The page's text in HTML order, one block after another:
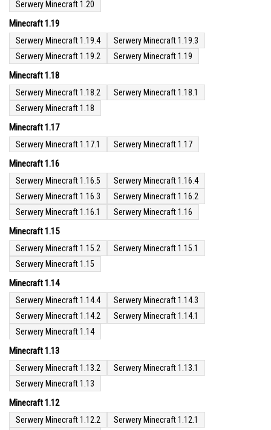
Serwery Minecraft 1.20
Minecraft 1.19
Serwery Minecraft 1.19.4
Serwery Minecraft 1.19.3
Serwery Minecraft 1.19.2
Serwery Minecraft 1.19
Minecraft 1.18
Serwery Minecraft 1.18.2
Serwery Minecraft 1.18.1
Serwery Minecraft 1.18
Minecraft 1.17
Serwery Minecraft 1.17.1 Serwery Minecraft 1.17
Minecraft 1.16
Serwery Minecraft 1.16.5
Serwery Minecraft 1.16.4
Serwery Minecraft 1.16.3
Serwery Minecraft 1.16.2
Serwery Minecraft 1.16.1
Serwery Minecraft 1.16
Minecraft 1.15
Serwery Minecraft 1.15.2
Serwery Minecraft 1.15.1
Serwery Minecraft 1.15
Minecraft 1.14
Serwery Minecraft 1.14.4
Serwery Minecraft 1.14.3
Serwery Minecraft 1.14.2
Serwery Minecraft 1.14.1
Serwery Minecraft 1.14
Minecraft 1.13
Serwery Minecraft 1.13.2
Serwery Minecraft 1.13.1
Serwery Minecraft 1.13
Minecraft 1.12
Serwery Minecraft 1.12.2
Serwery Minecraft 1.12.1